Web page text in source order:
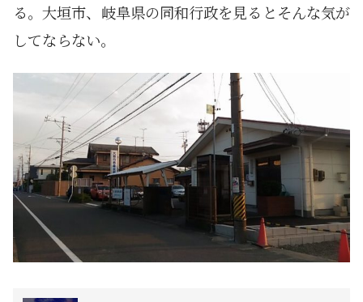
る。大垣市、岐阜県の同和行政を見るとそんな気が
してならない。